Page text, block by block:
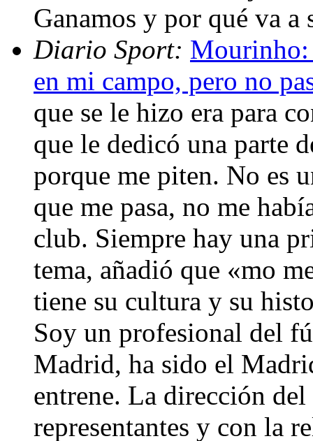
Ganamos y por qué va
Diario Sport: Mourinho:
en mi campo, pero no
que se le hizo era para
que le dedicó una parte
porque me piten. No es
que me pasa, no me
club. Siempre hay una
tema, añadió que «mo
tiene su cultura y su
Soy un profesional del
Madrid, ha sido el
entrene. La dirección
representantes y con la